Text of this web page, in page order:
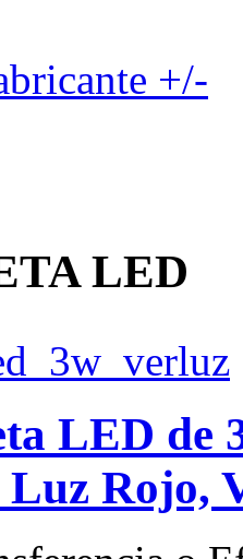
+/-
LED
LED de
Rojo,